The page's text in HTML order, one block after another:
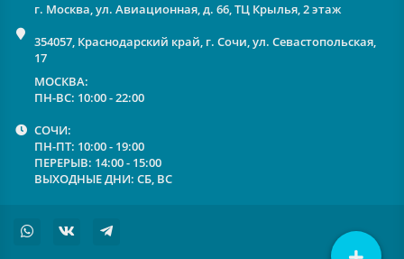
г. Москва, ул. Авиационная, д. 66, ТЦ Крылья, 2 этаж
354057, Краснодарский край, г. Сочи, ул. Севастопольская,
17
МОСКВА:
ПН-ВС: 10:00 - 22:00
СОЧИ:
ПН-ПТ: 10:00 - 19:00
ПЕРЕРЫВ: 14:00 - 15:00
ВЫХОДНЫЕ ДНИ: СБ, ВС